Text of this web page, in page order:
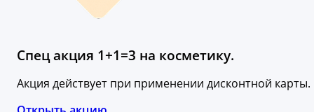
Спец акция 1+1=3 на косметику.
Акция действует при применении дисконтной карты.